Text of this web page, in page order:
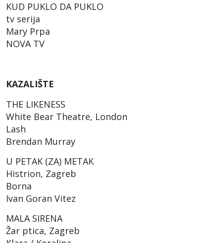
KUD PUKLO DA PUKLO
tv serija
Mary Prpa
NOVA TV
KAZALIŠTE
THE LIKENESS
White Bear Theatre, London
Lash
Brendan Murray
U PETAK (ZA) METAK
Histrion, Zagreb
Borna
Ivan Goran Vitez
MALA SIRENA
Žar ptica, Zagreb